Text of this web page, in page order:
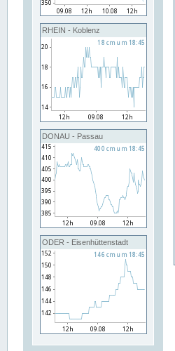
RHEIN - Koblenz
DONAU - Passau
ODER - Eisenhüttenstadt